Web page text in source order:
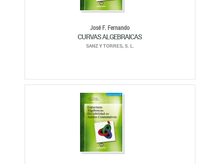
José F. Fernando
CURVAS ALGEBRAICAS
SANZ Y TORRES, S. L.